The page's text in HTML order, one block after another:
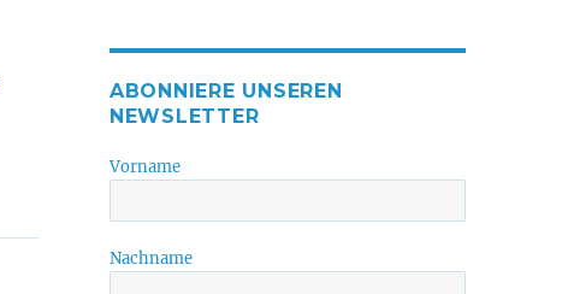
ABONNIERE UNSEREN
NEWSLETTER
Vorname
Nachname